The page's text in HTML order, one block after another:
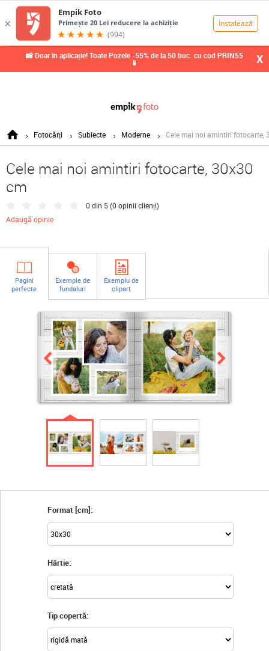
📸 Doar în aplicație! Toate Pozele -55% de la 50 buc. cu cod PRIN55
📱 X
Fotocărți Subiecte Moderne Cele mai noi amintiri fotocarte,
Cele mai noi amintiri fotocarte, 30x30
cm
0 din 5 (0 opinii clienți)
Adaugă opinie
Pagini
perfecte
Exemple de
fundaluri
Exemplu de
clipart
Format [cm]:
Hârtie:
Tip copertă: